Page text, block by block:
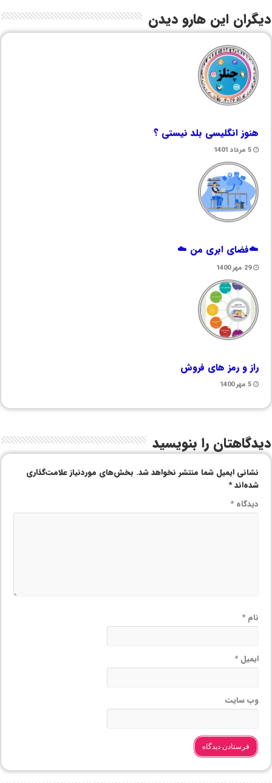
دیگران این هارو دیدن
هنوز انگلیسی بلد نیستی ؟
5 مرداد 1401
☁️فضای ابری من ☁️
29 مهر 1400
راز و رمز های فروش
5 مهر 1400
دیدگاهتان را بنویسید
نشانی ایمیل شما منتشر نخواهد شد. بخش‌های موردنیاز علامت‌گذاری
شده‌اند*
دیدگاه*
نام*
ایمیل*
وب‌ سایت